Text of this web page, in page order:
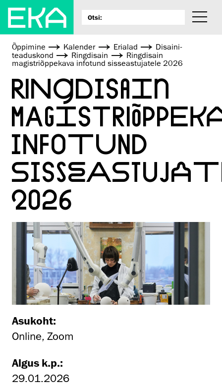
Õppimine Kalender Erialad
Disaini­­
teaduskond
Ringdisain
Ringdisain
magistriõppekava infotund sisseastujatele 2026
RINGDISAIN
INFOTUND
2026
Asukoht:
Online, Zoom
Algus k.p.:
29.01.2026